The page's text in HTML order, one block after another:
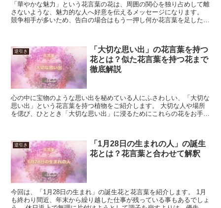
「華やかな魅力」という花言葉の花は、周囲の関心を独り占めして離
さないような、魅力的な人へ好意を伝えるメッセージになります。
競争相手が多いため、告白の場合はもう一押し何か花言葉を足した方
逆引き
「大切な思い出」の花言葉を持つ
花とは？似た花言葉を持つ花まで
徹底解説
心の中に宝物のような思い出を秘めている人にふさわしい、「大切な
思い出」という花言葉を持つ植物をご紹介します。 大切な人や場所
を偲び、ひととき「大切な思い出」に浸るためにこれらの花をお手元
逆引き
「1月28日の生まれの人」の誕生
花とは？花言葉と合わせて解釈
今回は、「1月28日の生まれ」の誕生花と花言葉を紹介します。 1月
も終わり間近、年末から繰り越した仕事が残っている事もあるでしょ